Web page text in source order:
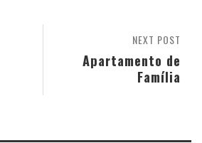
NEXT POST
Apartamento de
Família